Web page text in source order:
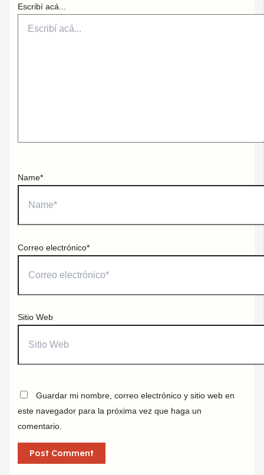
Escribí acá...
Name*
Correo electrónico*
Sitio Web
Guardar mi nombre, correo electrónico y sitio web en
este navegador para la próxima vez que haga un
comentario.